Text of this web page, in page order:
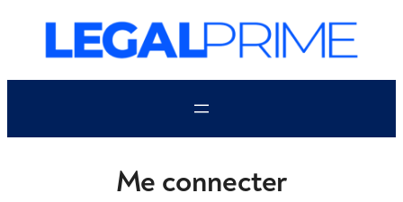
contenu
Me connecter